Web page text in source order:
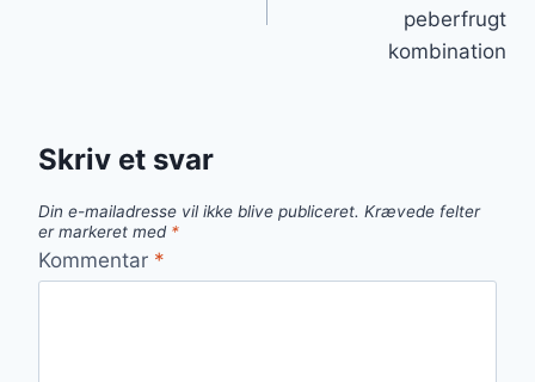
peberfrugt
kombination
Skriv et svar
Din e-mailadresse vil ikke blive publiceret. Krævede felter
er markeret med *
Kommentar *